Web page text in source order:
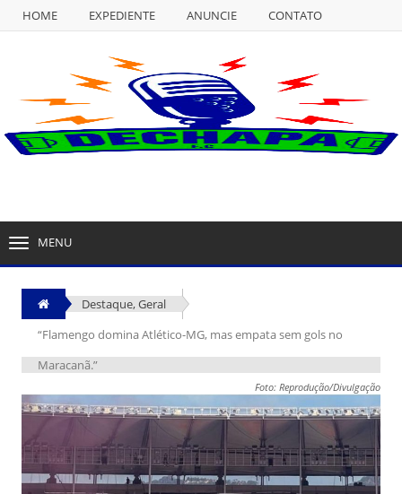
HOME EXPEDIENTE ANUNCIE
CONTATO
EXPEDIENTE ANUNCIE
MENU
Destaque,Geral
“Flamengo domina Atlético-MG, mas empata sem gols no
Maracanã.”
Foto: Reprodução/Divulgação